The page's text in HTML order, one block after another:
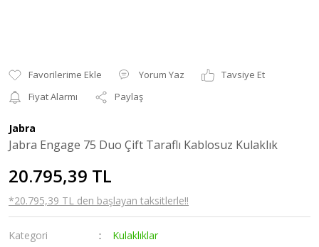
Yorum Yaz
Tavsiye Et
Fiyat Alarmı
Paylaş
Jabra
Jabra Engage 75 Duo Çift Taraflı Kablosuz Kulaklık
20.795,39 TL
*20.795,39 TL den başlayan taksitlerle!!
Kategori
Kulaklıklar